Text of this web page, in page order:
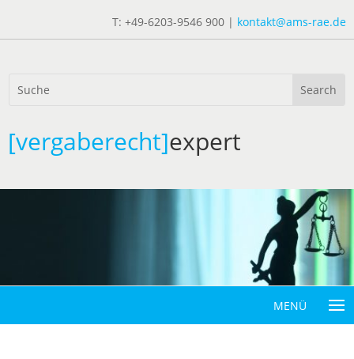
T: +49-6203-9546 900 | kontakt@ams-rae.de
[vergaberecht]expert